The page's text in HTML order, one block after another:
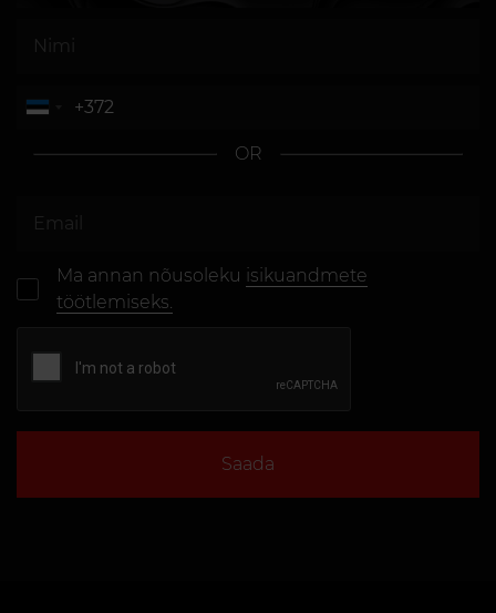
OR
Ma annan nõusoleku isikuandmete
töötlemiseks.
Saada